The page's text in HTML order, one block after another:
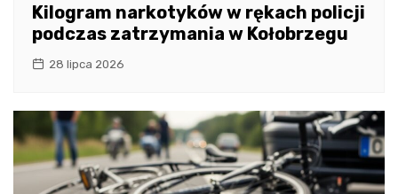
Kilogram narkotyków w rękach policji
podczas zatrzymania w Kołobrzegu
28 lipca 2026